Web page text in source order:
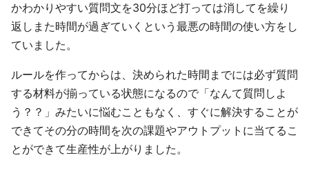
かわかりやすい質問文を30分ほど打っては消してを繰り
返しまた時間が過ぎていくという最悪の時間の使い方をし
ていました。
ルールを作ってからは、決められた時間までには必ず質問
する材料が揃っている状態になるので「なんて質問しよ
う？？」みたいに悩むこともなく、すぐに解決することが
できてその分の時間を次の課題やアウトプットに当てるこ
とができて生産性が上がりました。